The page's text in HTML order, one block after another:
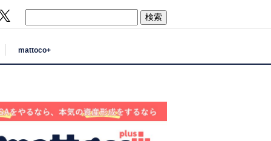
mattoco+